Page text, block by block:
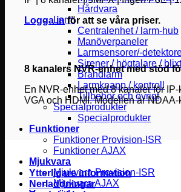
Hårdvara
Larm
Centralenhet / larm-hub
Manöverpaneler
Larmsensorer/-
Sirener / högtalare /
Brandlarm
Larmknapp / kontroll
Tillbehör och övrigt
Specialprodukter
Specialprodukter
Funktioner
Funktioner Provision-ISR
Funktioner AJAX
Mjukvara
Mjukvara Provision-ISR
Mjukvara AJAX
Logga inför att se våra priser.
8 kanalers NVR-enhet med stöd
En NVR-enhet med 8 kanaler för
VGA och HDMI. Modellen är
Ytterligare information
Nerladdningar